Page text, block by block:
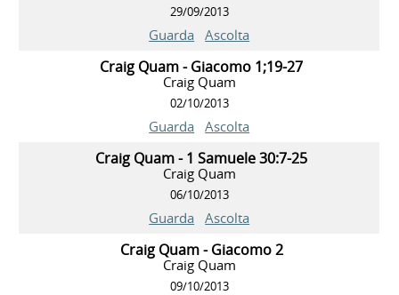
29/09/2013
Guarda Ascolta
Craig Quam - Giacomo 1;19-27
Craig Quam
02/10/2013
Guarda Ascolta
Craig Quam - 1 Samuele 30:7-25
Craig Quam
06/10/2013
Guarda Ascolta
Craig Quam - Giacomo 2
Craig Quam
09/10/2013